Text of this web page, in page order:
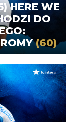
HERE WE
DO
ROMY(60)